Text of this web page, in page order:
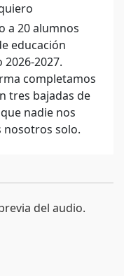
a 20 alumnos
educación
2027.
completamos
tres bajadas de
nadie nos
nosotros solo.